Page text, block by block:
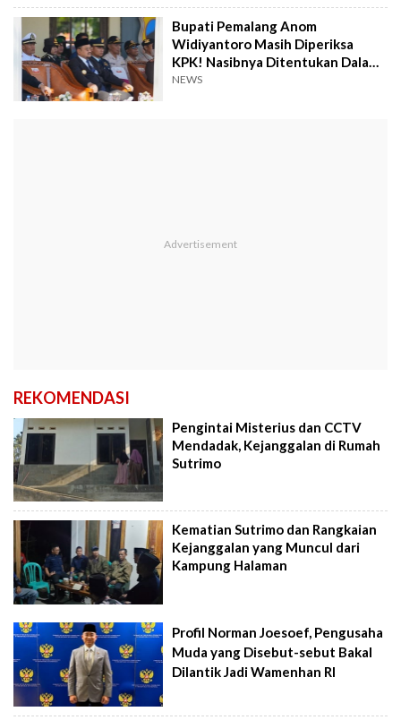
Bupati Pemalang Anom
Widiyantoro Masih Diperiksa
KPK! Nasibnya Ditentukan Dalam
1x24 Jam
NEWS
REKOMENDASI
Pengintai Misterius dan CCTV
Mendadak, Kejanggalan di Rumah
Sutrimo
Kematian Sutrimo dan Rangkaian
Kejanggalan yang Muncul dari
Kampung Halaman
Profil Norman Joesoef, Pengusaha
Muda yang Disebut-sebut Bakal
Dilantik Jadi Wamenhan RI